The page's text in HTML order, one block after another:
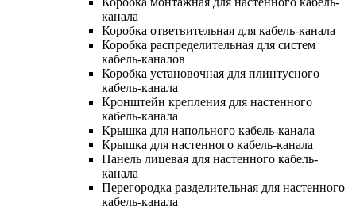
канала
Коробка ответвительная для кабель-канала
Коробка распределительная для систем
кабель-каналов
Коробка установочная для плинтусного
кабель-канала
Кронштейн крепления для настенного
кабель-канала
Крышка для напольного кабель-канала
Крышка для настенного кабель-канала
Панель лицевая для настенного кабель-
канала
Перегородка разделительная для настенного
кабель-канала